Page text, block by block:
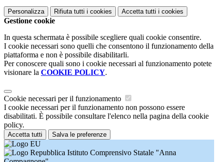
Personalizza Rifiuta tutti i cookies Accetta tutti i cookies
Gestione cookie
In questa schermata è possibile scegliere quali cookie consentire.
I cookie necessari sono quelli che consentono il funzionamento della
piattaforma e non è possibile disabilitarli.
Per conoscere quali sono i cookie necessari al funzionamento potete
visionare la COOKIE POLICY.
Cookie necessari per il funzionamento
I cookie necessari per il funzionamento non possono essere
disabilitati. È possibile consultare l'elenco nella pagina della cookie
policy.
Accetta tutti Salva le preferenze
Istituto Comprensivo Statale "Anna